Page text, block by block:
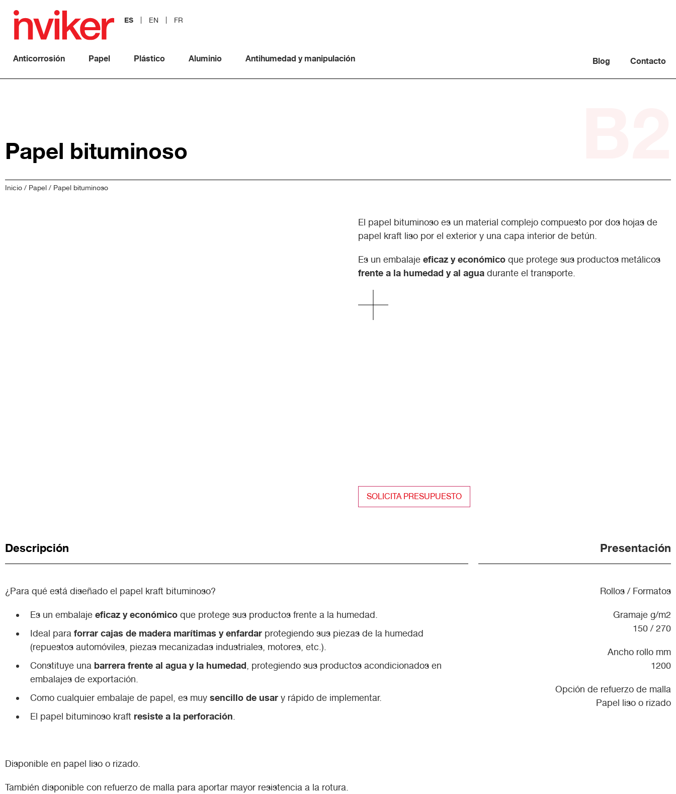
ES EN FR
Anticorrosión Papel Plástico Aluminio Antihumedad y manipulación Blog Contacto
Papel bituminoso
Inicio / Papel / Papel bituminoso
El papel bituminoso es un material complejo compuesto por dos hojas de
papel kraft liso por el exterior y una capa interior de betún.
Es un embalaje eficaz y económico que protege sus productos metálicos
frente a la humedad y al agua durante el transporte.
SOLICITA PRESUPUESTO
Descripción
¿Para qué está diseñado el papel kraft bituminoso?
Es un embalaje eficaz y económico que protege sus productos frente a la humedad.
Ideal para forrar cajas de madera marítimas y enfardar protegiendo sus piezas de la humedad
(repuestos automóviles, piezas mecanizadas industriales, motores, etc.).
Constituye una barrera frente al agua y la humedad , protegiendo sus productos acondicionados en
embalajes de exportación.
Como cualquier embalaje de papel, es muy sencillo de usar y rápido de implementar.
El papel bituminoso kraft resiste a la perforación
Disponible en papel liso o rizado.
También disponible con refuerzo de malla para aportar mayor resistencia a la rotura.
Presentación
Rollos / Formatos
Gramaje g/m2
150 / 270
Ancho rollo mm
1200
Opción de refuerzo de malla
Papel liso o rizado